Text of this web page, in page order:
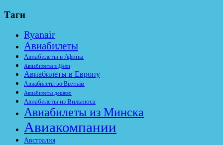
Таги
Ryanair
Авиабилеты
Авиабилеты в Афины
Авиабилеты в Дели
Авиабилеты в Европу
Авиабилеты во Вьетнам
Авиабилеты дешево
Авиабилеты из Вильнюса
Авиабилеты из Минска
Авиакомпании
Австралия